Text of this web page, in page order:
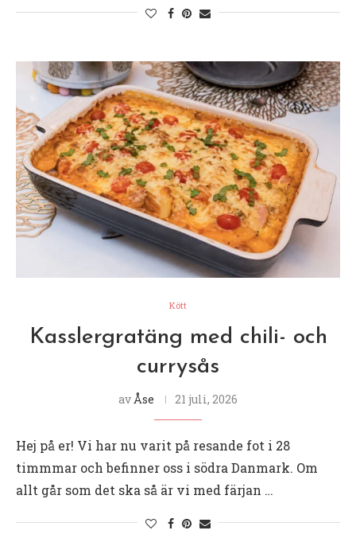
Kött
Kasslergratäng med chili- och
currysås
av Åse 21 juli, 2026
Hej på er! Vi har nu varit på resande fot i 28
timmmar och befinner oss i södra Danmark. Om
allt går som det ska så är vi med färjan …